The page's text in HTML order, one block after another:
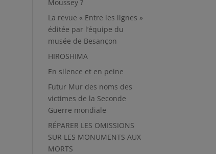
Moussey ?
La revue « Entre les lignes »
éditée par l’équipe du
musée de Besançon
HIROSHIMA
En silence et en peine
Futur Mur des noms des
victimes de la Seconde
Guerre mondiale
RÉPARER LES OMISSIONS
SUR LES MONUMENTS AUX
MORTS